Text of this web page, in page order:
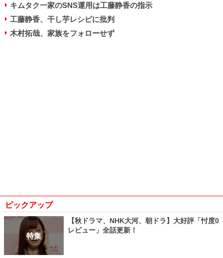
キムタク一家のSNS運用は工藤静香の指示
工藤静香、干し芋レシピに批判
木村拓哉、家族をフォローせず
ピックアップ
特集
【秋ドラマ、NHK大河、朝ドラ】大好評「忖度0
レビュー」全話更新！